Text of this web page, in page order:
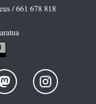
/ 661 678 818